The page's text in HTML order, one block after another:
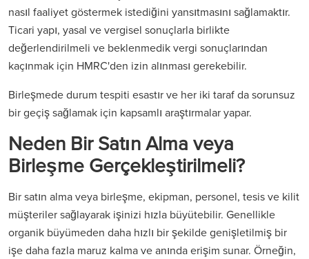
nasıl faaliyet göstermek istediğini yansıtmasını sağlamaktır.
Ticari yapı, yasal ve vergisel sonuçlarla birlikte
değerlendirilmeli ve beklenmedik vergi sonuçlarından
kaçınmak için HMRC'den izin alınması gerekebilir.
Birleşmede durum tespiti esastır ve her iki taraf da sorunsuz
bir geçiş sağlamak için kapsamlı araştırmalar yapar.
Neden Bir Satın Alma veya
Birleşme Gerçekleştirilmeli?
Bir satın alma veya birleşme, ekipman, personel, tesis ve kilit
müşteriler sağlayarak işinizi hızla büyütebilir. Genellikle
organik büyümeden daha hızlı bir şekilde genişletilmiş bir
işe daha fazla maruz kalma ve anında erişim sunar. Örneğin,